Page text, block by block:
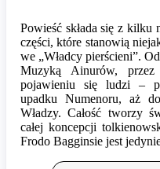
Powieść składa się z kilku
części, które stanowią
we „Władcy pierścieni”.
Muzyką Ainurów,
pojawieniu się ludzi –
upadku Numenoru, aż
Władzy. Całość tworzy
całej koncepcji
Frodo Bagginsie jest